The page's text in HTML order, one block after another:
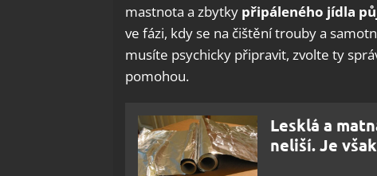
mastnota a zbytky připáleného jídla
ve fázi, kdy se na čištění trouby a
musíte psychicky připravit, zvolte ty
pomohou.
Lesklá a
neliší. Je